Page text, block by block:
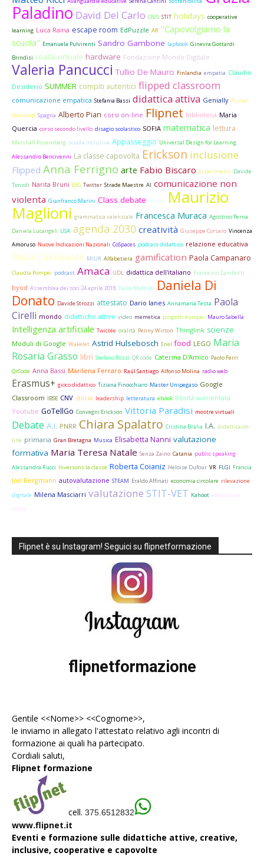
Paladino David Del Carlo CNIS STIT holidays cooperative
learning Luca Raina escape room EdPuzzle AR "Capovolgiamo la
scuola" Emanuela Pulvirenti Sandro Gambone lapbook Ginevra Gottardi
Brindisi realtà virtuale hardware Fondazione Mondo Digitale
Valeria Pancucci Tullio De Mauro Finlandia empatia Claudio
Desiderio SUMMER compiti autentici flipped classroom
comunicazione empatica Stefania Bassi didattica attiva Genially Russel
Stannard Spagna Alberto Pian corsi on-line Flipnet biblioteca Maria
Quercia corso secondo livello disagio scolastico SOFIA matematica lettura
Marshall Rosemberg scuola inclusiva Appasseggio Universal Design for Learning
Alessandro Bencivenni La classe capovolta Erickson inclusione
Flipped Anna Ferrigno arte Fabio Biscaro esperimenti Davide
Tonioli Narita Bruni EAS Twitter Strade Maestre AI comunicazione non
violenta Gianfranco Marini Class debate Maker Maurizio
Maglioni grammatica valenziale Francesca Muraca Agostino Perna
Daniela Lucangeli USA agenda 2030 creatività Giuseppe Corsaro Vincenza
Amoruso Nuove Indicazioni Nazionali CoSpaces podcast didattico relazione educativa
Rosa Carnevale MIUR Alfabetiera gamification Paola Campanaro
Claudia Pompei podcast Amaca UDL didattica dell'italiano Francesco Zambotti
byod Assemblea dei soci 24 aprile 2018 Paola Mattioli Daniela Di
Donato Davide Strozzi attestato Dario Ianes Annamaria Testa Paola
Cirelli mondo didattiche attive video memetica progetti europei Mauro Sabella
Intelligenza artificiale Twictée oralità Penny Wirton Thinglink scienze
Moduli di Google Wakelet Astrid Hulsebosch Enel food LEGO Maria
Rosaria Grasso libri Stefano Rossi QR code Caterina D'Amico Paolo Ferri
QrCode Anna Bassi Marilena Ferraro Raúl Santiago Alfonso Molina radio web
Erasmus+ gioco didattico Tiziana Finocchiaro Master Unipegaso Google
Classroom IBSE CNV storia leadership letteratura ebook Realtà aumentata
Youtube GoTellGo Convegni Erickson Vittoria Paradisi mostre virtuali
Debate A.I. PNRR Chiara Spalatro Cristina Bralia I.A. didattica on-
line primaria Gran Bretagna Musica Elisabetta Nanni valutazione
formativa Maria Teresa Natale Senza Zaino Catania public speaking
Alessandra Rucci Inversons la classe Roberta Coianiz Heloise Dufour VR FLGI Francia
Jon Bergmann autovalutazione STEAM Eraldo Affinati economia circolare rilevazione
digitale Milena Masciarri valutazione STIT-VET Kahoot educazione
civica
Flipnet è su Instagram! Seguici su flipnetformazione
flipnetformazione
Gentile <<Nome>> <<Cognome>>,
le inviamo in allegato l'attestato relativo agli incontri di
formazione ai quali ha partecipato.
Cordiali saluti,
Flipnet formazione
cell. 375.6512832
www.flipnet.it
Eventi e formazione sulle didattiche attive, creative,
inclusive, cooperative e capovolte